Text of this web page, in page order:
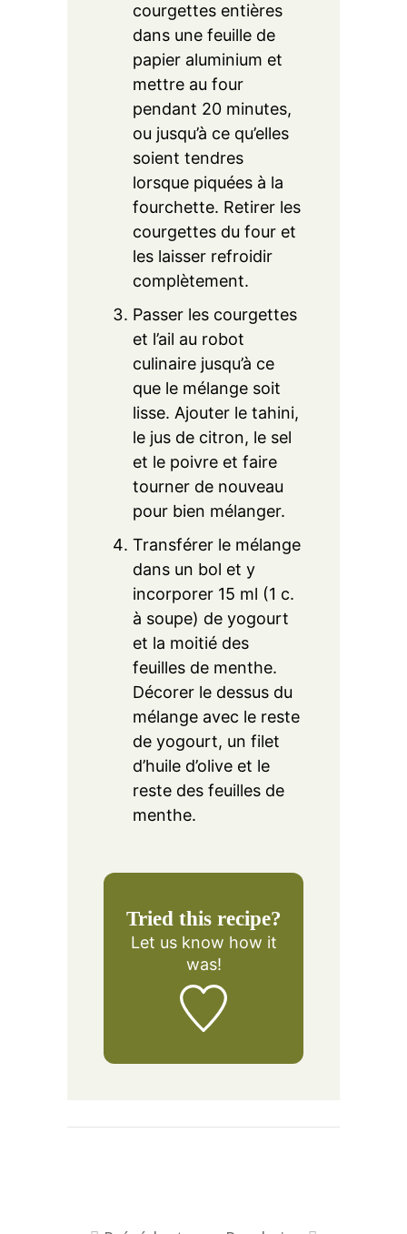
courgettes entières
dans une feuille de
papier aluminium et
mettre au four
pendant 20 minutes,
ou jusqu’à ce qu’elles
soient tendres
lorsque piquées à la
fourchette. Retirer les
courgettes du four et
les laisser refroidir
complètement.
Passer les courgettes
et l’ail au robot
culinaire jusqu’à ce
que le mélange soit
lisse. Ajouter le tahini,
le jus de citron, le sel
et le poivre et faire
tourner de nouveau
pour bien mélanger.
Transférer le mélange
dans un bol et y
incorporer 15 ml (1 c.
à soupe) de yogourt
et la moitié des
feuilles de menthe.
Décorer le dessus du
mélange avec le reste
de yogourt, un filet
d’huile d’olive et le
reste des feuilles de
menthe.
Tried this recipe?
Let us know how it
was!